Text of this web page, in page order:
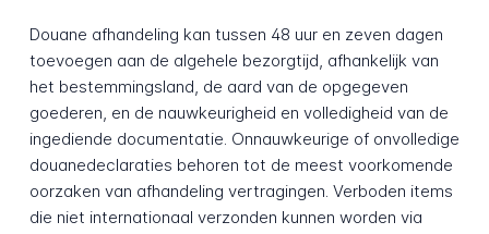
Douane afhandeling kan tussen 48 uur en zeven dagen
toevoegen aan de algehele bezorgtijd, afhankelijk van
het bestemmingsland, de aard van de opgegeven
goederen, en de nauwkeurigheid en volledigheid van de
ingediende documentatie. Onnauwkeurige of onvolledige
douane­declaraties behoren tot de meest voorkomende
oorzaken van afhandeling vertragingen. Verboden items
die niet internationaal verzonden kunnen worden via